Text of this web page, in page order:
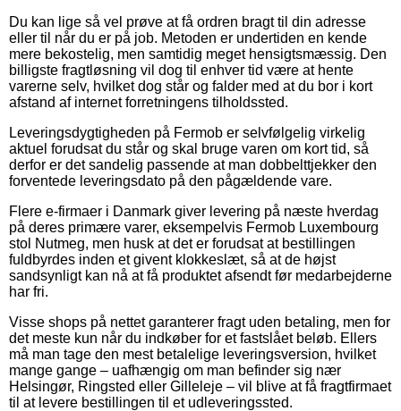
Du kan lige så vel prøve at få ordren bragt til din adresse
eller til når du er på job. Metoden er undertiden en kende
mere bekostelig, men samtidig meget hensigtsmæssig. Den
billigste fragtløsning vil dog til enhver tid være at hente
varerne selv, hvilket dog står og falder med at du bor i kort
afstand af internet forretningens tilholdssted.
Leveringsdygtigheden på Fermob er selvfølgelig virkelig
aktuel forudsat du står og skal bruge varen om kort tid, så
derfor er det sandelig passende at man dobbelttjekker den
forventede leveringsdato på den pågældende vare.
Flere e-firmaer i Danmark giver levering på næste hverdag
på deres primære varer, eksempelvis Fermob Luxembourg
stol Nutmeg, men husk at det er forudsat at bestillingen
fuldbyrdes inden et givent klokkeslæt, så at de højst
sandsynligt kan nå at få produktet afsendt før medarbejderne
har fri.
Visse shops på nettet garanterer fragt uden betaling, men for
det meste kun når du indkøber for et fastslået beløb. Ellers
må man tage den mest betalelige leveringsversion, hvilket
mange gange – uafhængig om man befinder sig nær
Helsingør, Ringsted eller Gilleleje – vil blive at få fragtfirmaet
til at levere bestillingen til et udleveringssted.